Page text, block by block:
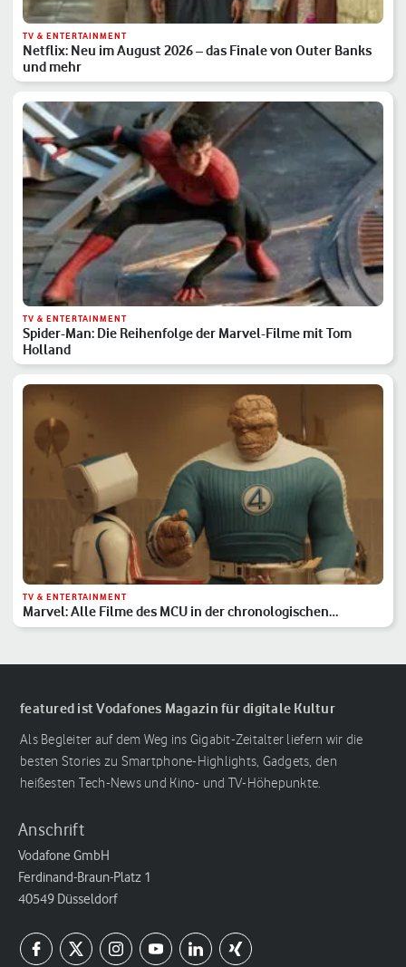
TV & ENTERTAINMENT
Netflix: Neu im August 2026 – das Finale von Outer Banks
und mehr
TV & ENTERTAINMENT
Spider-Man: Die Reihenfolge der Marvel-Filme mit Tom
Holland
TV & ENTERTAINMENT
Marvel: Alle Filme des MCU in der chronologischen
Reihenfolge
featured ist Vodafones Magazin für digitale Kultur
Als Begleiter auf dem Weg ins Gigabit-Zeitalter liefern wir die
besten Stories zu Smartphone-Highlights, Gadgets, den
heißesten Tech-News und Kino- und TV-Höhepunkte.
Anschrift
Vodafone GmbH
Ferdinand-Braun-Platz 1
40549 Düsseldorf